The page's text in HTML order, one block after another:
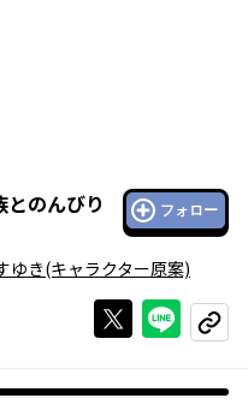
のんびり
フォロー
ゆき(キャラクター原案)
Xで投稿する
ライン
コピー